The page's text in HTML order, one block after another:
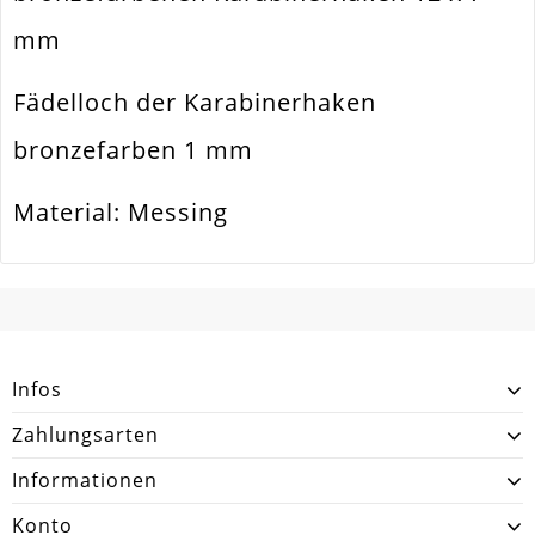
Form / Motiv Klassisch
Ausführung
Menge 10 Stück
mm
Fädelloch der Karabinerhaken
bronzefarben 1 mm
Material: Messing
Infos
Zahlungsarten
Informationen
Konto